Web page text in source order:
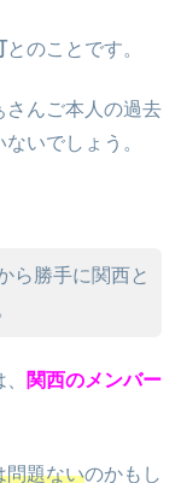
とのことです。
さんご本人の過去
いでしょう。
ら勝手に関西と
関西のメンバー
問題ないのかもし